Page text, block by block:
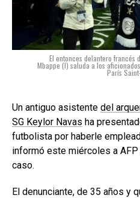
El entonces delantero francés
Mbappe (I) saluda a los
París
Un antiguo asistente del
SG Keylor Navas ha
futbolista por haberle
informó este miércoles a
caso.
El denunciante, de 35 años y